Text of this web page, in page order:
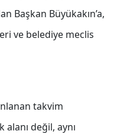
Başkan Büyükakın’a,
ve belediye meclis
takvim
değil, aynı